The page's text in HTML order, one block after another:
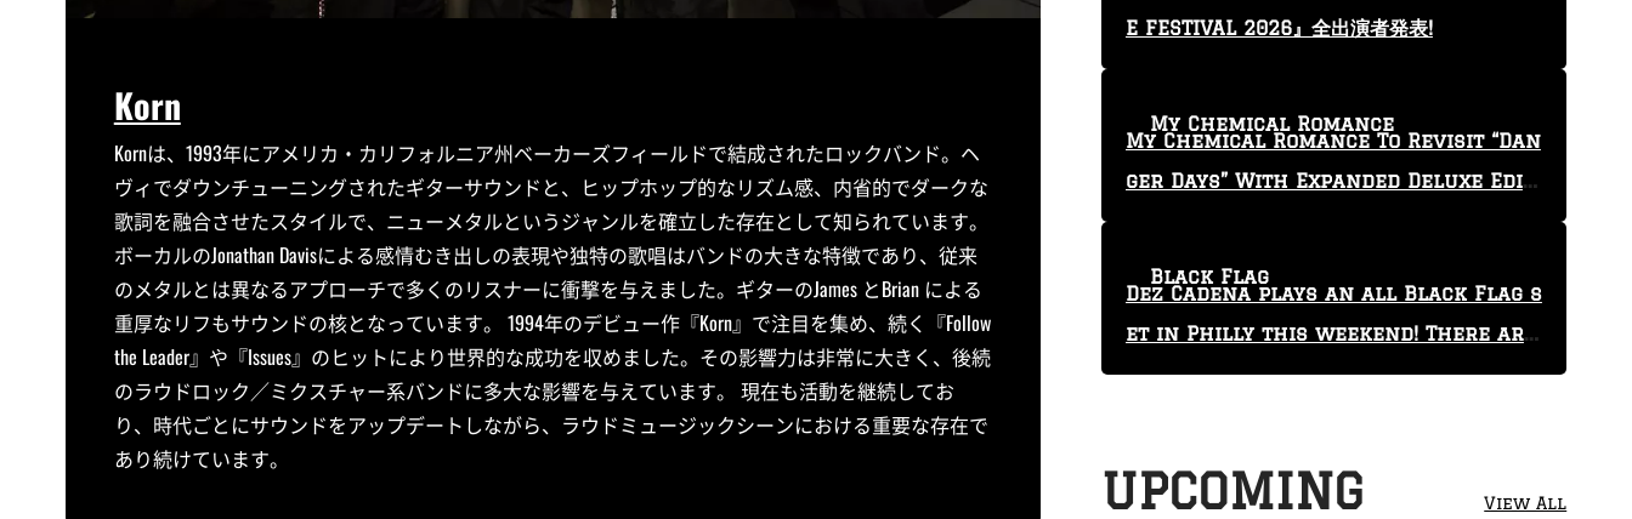
Korn
Kornは、1993年にアメリカ・カリフォルニア州ベーカーズフィールドで結成されたロックバンド。ヘ
ヴィでダウンチューニングされたギターサウンドと、ヒップホップ的なリズム感、内省的でダークな
歌詞を融合させたスタイルで、ニューメタルというジャンルを確立した存在として知られています。
ボーカルのJonathan Davisによる感情むき出しの表現や独特の歌唱はバンドの大きな特徴であり、従来
のメタルとは異なるアプローチで多くのリスナーに衝撃を与えました。ギターのJames とBrian による
重厚なリフもサウンドの核となっています。 1994年のデビュー作『Korn』で注目を集め、続く『Follow
the Leader』や『Issues』のヒットにより世界的な成功を収めました。その影響力は非常に大きく、後続
のラウドロック／ミクスチャー系バンドに多大な影響を与えています。 現在も活動を継続してお
り、時代ごとにサウンドをアップデートしながら、ラウドミュージックシーンにおける重要な存在で
あり続けています。
E FESTIVAL 2026』全出演者発表!
My Chemical Romance To Revisit “Dan
ger Days” With Expanded Deluxe Editi
My Chemical Romance
Dez Cadena plays an all Black Flag s
et in Philly this weekend! There are
only 29 tickets left!
Black Flag
UPCOMING View All